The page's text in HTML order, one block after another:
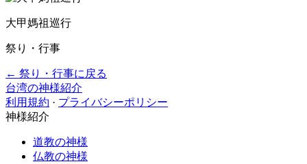
大甲媽祖巡行
祭り・行事
← 祭り・行事に戻る
台湾の神様紹介
利用規約 · プライバシーポリシー
神様紹介
道教の神様
仏教の神様